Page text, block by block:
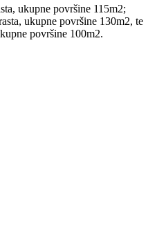
ukupne površine 115m2;
ukupne površine 130m2, te
površine 100m2.